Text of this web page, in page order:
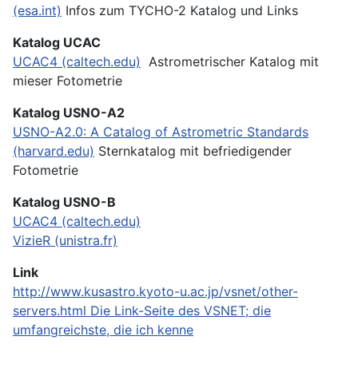
(esa.int) Infos zum TYCHO-2 Katalog und Links
Katalog UCAC
UCAC4 (caltech.edu) Astrometrischer Katalog mit
mieser Fotometrie
Katalog USNO-A2
USNO-A2.0: A Catalog of Astrometric Standards
(harvard.edu) Sternkatalog mit befriedigender
Fotometrie
Katalog USNO-B
UCAC4 (caltech.edu)
VizieR (unistra.fr)
Link
http://www.kusastro.kyoto-u.ac.jp/vsnet/other-
servers.html Die Link-Seite des VSNET; die
umfangreichste, die ich kenne